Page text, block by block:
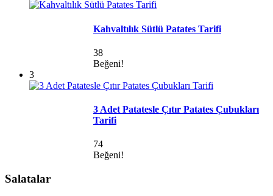
Kahvaltılık Sütlü Patates Tarifi
38
Beğeni!
3
3 Adet Patatesle Çıtır Patates Çubukları
Tarifi
74
Beğeni!
Salatalar